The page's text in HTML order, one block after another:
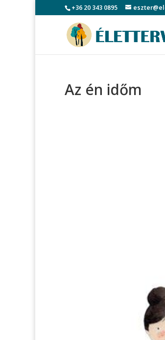
+36 20 343 0895
Az én időm